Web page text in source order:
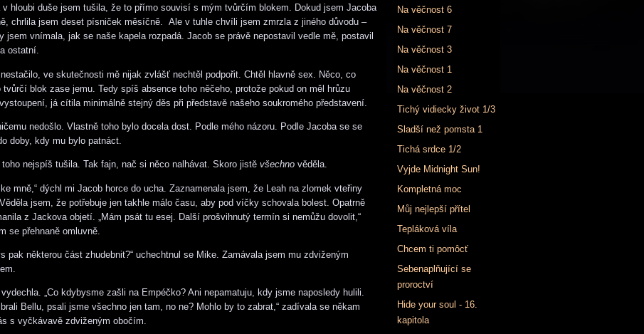
v hloubi duše jsem tušila, že to přímo souvisí s mým tvůrčím blokem. Dokud jsem Jacoba
chrlila jsem deset písniček měsíčně. Ale v tuhle chvíli jsem zmrzla z jiného důvodu –
jsem vnímala, jak se naše kapela rozpadá. Jacob se právě nepostavil vedle mě, postavil
ostatní.
ve skutečnosti mě nijak zvlášť nechtěl podpořit. Chtěl hlavně sex. Něco, co
tvůrčí blok zase jemu. Tedy spíš absence toho něčeho, protože pokud on měl hrůzu
já cítila minimálně stejný děs při představě našeho soukromého představení.
nedošlo. Vlastně toho bylo docela dost. Podle mého názoru. Podle Jacoba se se
doby, kdy mu bylo patnáct.
toho nejspíš tušila. Tak fajn, nač si něco nalhávat. Skoro jistě všechno věděla.
ke mně,“ dýchl mi Jacob horce do ucha. Zaznamenala jsem, že Leah na zlomek vteřiny
jsem, že potřebuje jen takhle málo času, aby pod víčky schovala bolest. Opatrně
z Jackova objetí. „Mám psát tu esej. Další prošvihnutý termín si nemůžu dovolit,“
se přehnaně omluvně.
pak některou část zhudebnit?“ uchechtnul se Mike. Zamávala jsem mu zdviženým
vydechla. „Co kdybysme zašli na Empéčko? Ani nepamatuju, kdy jsme naposledy hulili.
Bellu, psali jsme všechno jen tam, no ne? Mohlo by to zabrat,“ zadívala se někam
s vyčkávavě zdviženým obočím.
Na věčnost 6
Na věčnost 7
Na věčnost 3
Na věčnost 1
Na věčnost 2
Tichý vidiecky život 1/3
Sladší než pomsta 1
Tichá srdce 1/2
Vyjde Midnight Sun!
Kompletná moc
Můj nejlepší přítel
Tepláková víla
Chcem ti pomôcť
Sebenaplňující se
proroctví
Hide your soul - 16.
kapitola